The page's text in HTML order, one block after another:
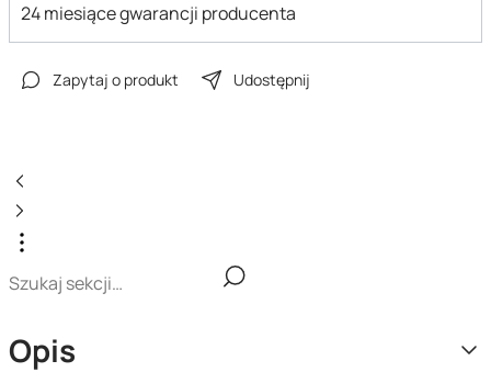
24 miesiące gwarancji producenta
Zapytaj o produkt Udostępnij
Opis